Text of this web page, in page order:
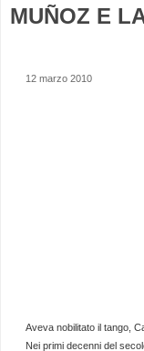
MUÑOZ E
12 marzo 2010
Aveva nobilitato il tango,
Nei primi decenni del